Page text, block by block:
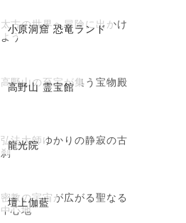
小原洞窟 恐竜ランド
太古の世界へ冒険に出かけ
よう
高野山 霊宝館
高野山の至宝が集う宝物殿
龍光院
弘法大師ゆかりの静寂の古
刹
壇上伽藍
密教の宇宙が広がる聖なる
中心地